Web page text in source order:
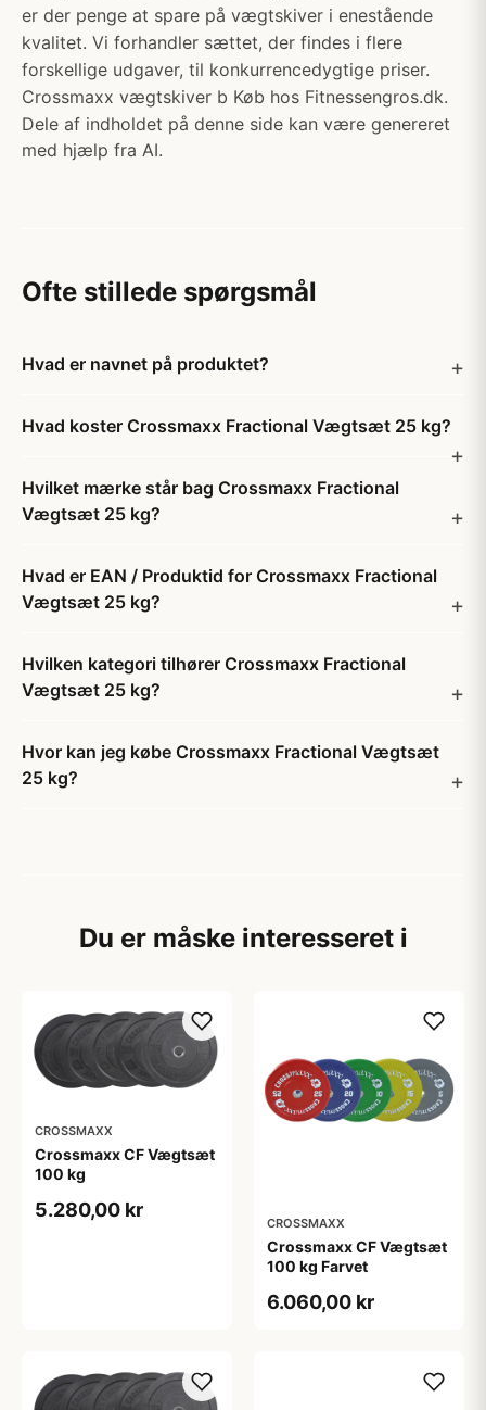
er der penge at spare på vægtskiver i enestående
kvalitet. Vi forhandler sættet, der findes i flere
forskellige udgaver, til konkurrencedygtige priser.
Crossmaxx vægtskiver b Køb hos Fitnessengros.dk.
Dele af indholdet på denne side kan være genereret
med hjælp fra AI.
Ofte stillede spørgsmål
Hvad er navnet på produktet?
Hvad koster Crossmaxx Fractional Vægtsæt 25 kg?
Hvilket mærke står bag Crossmaxx Fractional
Vægtsæt 25 kg?
Hvad er EAN / Produktid for Crossmaxx Fractional
Vægtsæt 25 kg?
Hvilken kategori tilhører Crossmaxx Fractional
Vægtsæt 25 kg?
Hvor kan jeg købe Crossmaxx Fractional Vægtsæt
25 kg?
Du er måske interesseret i
CROSSMAXX
Crossmaxx CF Vægtsæt
100 kg
5.280,00 kr
CROSSMAXX
Crossmaxx CF Vægtsæt
100 kg Farvet
6.060,00 kr